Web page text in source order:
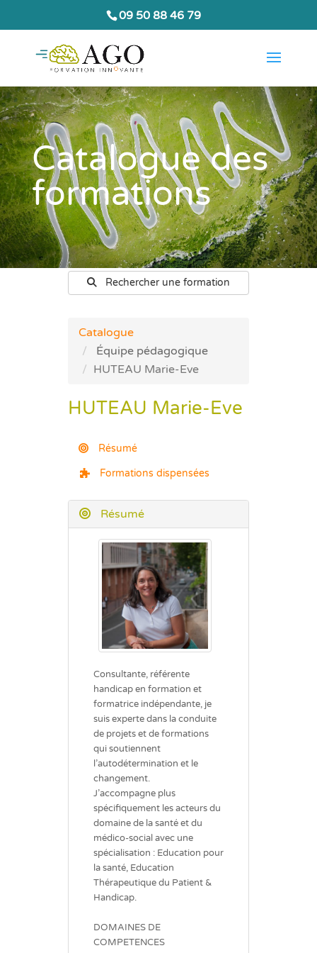
09 50 88 46 79
Catalogue des
formations
Rechercher une formation
Catalogue
Équipe pédagogique
HUTEAU Marie-Eve
HUTEAU Marie-Eve
Résumé
Formations dispensées
Résumé
Consultante, référente
handicap en formation et
formatrice indépendante, je
suis experte dans la conduite
de projets et de formations
qui soutiennent
l’autodétermination et le
changement.
J’accompagne plus
spécifiquement les acteurs du
domaine de la santé et du
médico-social avec une
spécialisation : Education pour
la santé, Education
Thérapeutique du Patient &
Handicap.
DOMAINES DE
COMPETENCES